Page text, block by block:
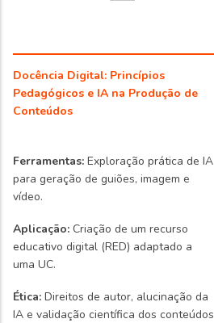
Docência Digital: Princípios
Pedagógicos e IA na Produção de
Conteúdos
Ferramentas: Exploração prática de IA
para geração de guiões, imagem e
vídeo.
Aplicação: Criação de um recurso
educativo digital (RED) adaptado a
uma UC.
Ética: Direitos de autor, alucinação da
IA e validação científica dos conteúdos